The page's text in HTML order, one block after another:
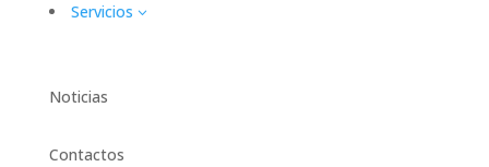
Servicios 3
Noticias
Contactos